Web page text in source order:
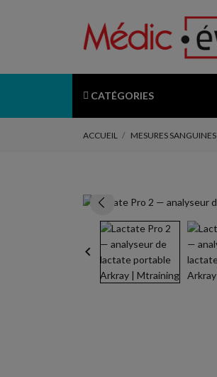
CATÉGORIES
ACCUEIL MESURES SANGUINES
keyboard_arrow_left